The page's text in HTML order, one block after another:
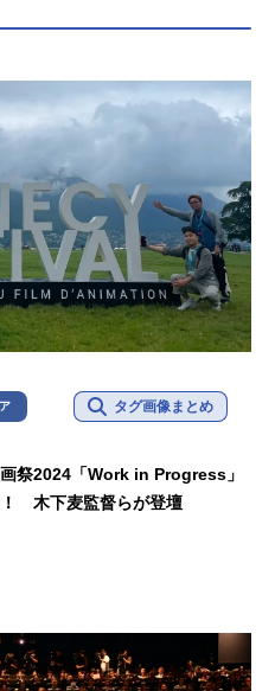
タグ画像まとめ
祭2024「Work in Progress」
！ 木下麦監督らが登壇